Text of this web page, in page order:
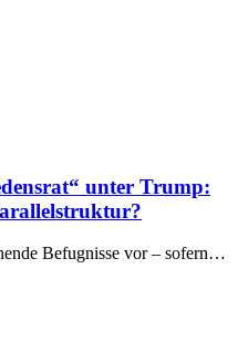
unter Trump:
Befugnisse vor – sofern…